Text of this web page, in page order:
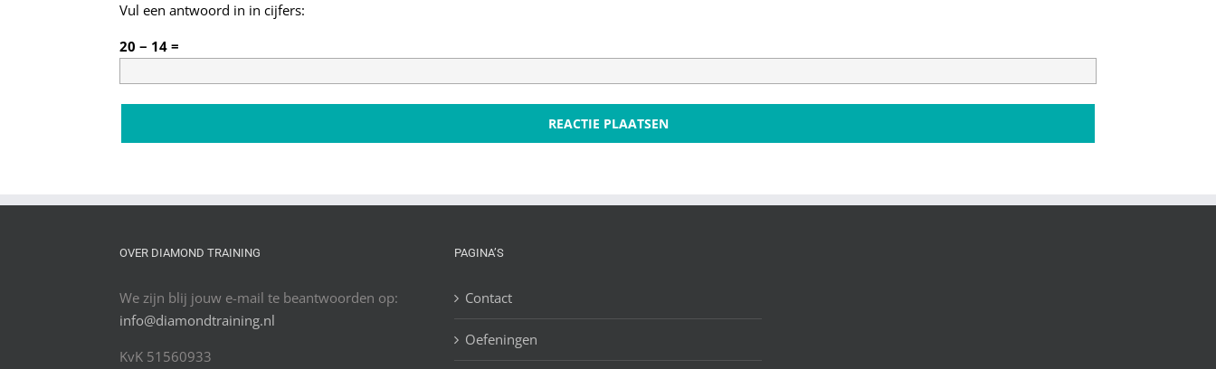
Vul een antwoord in in cijfers:
20 − 14 =
OVER DIAMOND TRAINING
We zijn blij jouw e-mail te beantwoorden op:
info@diamondtraining.nl
KvK 51560933
PAGINA’S
Contact
Oefeningen